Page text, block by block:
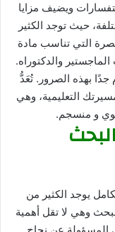
ويضيف مزايا
حيث توجد الكثير
التي تناسب مادة
والدكتوراه.
بهذه الصرور. تُعَدُّ
التعليمية، وهي
و منسجم.
يوجد الكثير من
وهي لا تقل أهمية
المسؤولة عن نجاح